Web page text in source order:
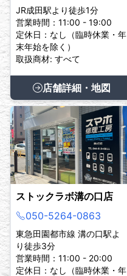
JR成田駅より徒歩1分
営業時間：11:00 - 19:00
定休日：なし（臨時休業・年
末年始を除く）
取扱商材: すべて
店舗詳細・地図
ストックラボ溝の口店
050-5264-0863
東急田園都市線 溝の口駅よ
り徒歩3分
営業時間：11:00 - 20:00
定休日：なし（臨時休業・年